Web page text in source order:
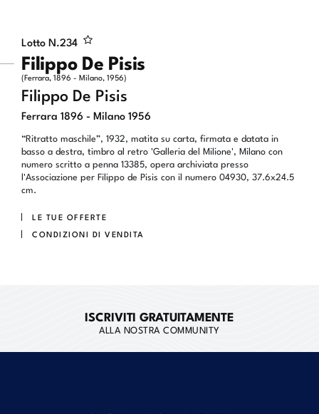
Lotto N.234
Filippo De Pisis
(Ferrara, 1896 - Milano, 1956)
Filippo De Pisis
Ferrara 1896 - Milano 1956
“Ritratto maschile”, 1932, matita su carta, firmata e datata in
basso a destra, timbro al retro 'Galleria del Milione', Milano con
numero scritto a penna 13385, opera archiviata presso
l'Associazione per Filippo de Pisis con il numero 04930, 37.6x24.5
cm.
LE TUE OFFERTE
CONDIZIONI DI VENDITA
ISCRIVITI GRATUITAMENTE
ALLA NOSTRA COMMUNITY